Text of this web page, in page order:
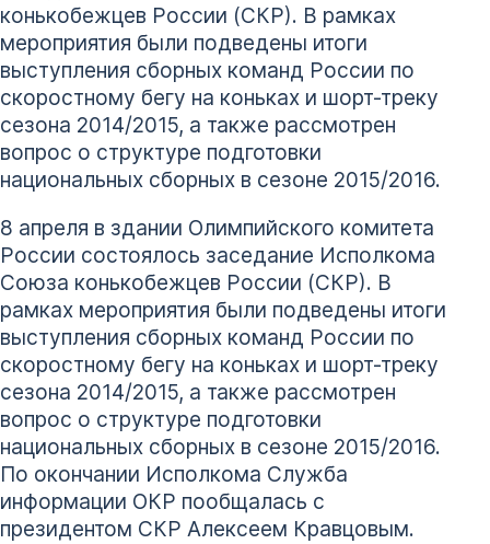
конькобежцев России (СКР). В рамках
мероприятия были подведены итоги
выступления сборных команд России по
скоростному бегу на коньках и шорт-треку
сезона 2014/2015, а также рассмотрен
вопрос о структуре подготовки
национальных сборных в сезоне 2015/2016.
8 апреля в здании Олимпийского комитета
России состоялось заседание Исполкома
Союза конькобежцев России (СКР). В
рамках мероприятия были подведены итоги
выступления сборных команд России по
скоростному бегу на коньках и шорт-треку
сезона 2014/2015, а также рассмотрен
вопрос о структуре подготовки
национальных сборных в сезоне 2015/2016.
По окончании Исполкома Служба
информации ОКР пообщалась с
президентом СКР Алексеем Кравцовым.